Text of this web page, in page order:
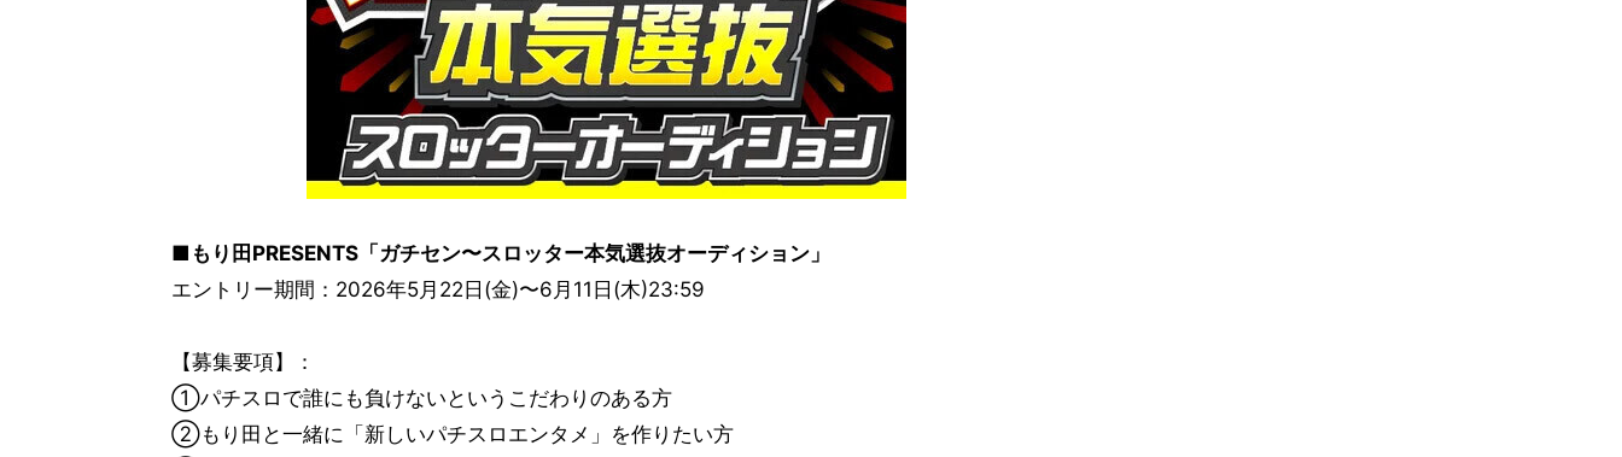
■もり田PRESENTS「ガチセン〜スロッター本気選抜オーディション」
エントリー期間：2026年5月22日(金)〜6月11日(木)23:59
【募集要項】：
①パチスロで誰にも負けないというこだわりのある方
②もり田と一緒に「新しいパチスロエンタメ」を作りたい方